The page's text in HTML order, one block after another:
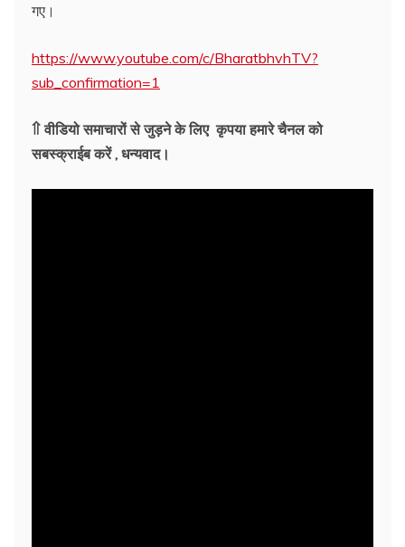
गए।
https://www.youtube.com/c/BharatbhvhTV?
sub_confirmation=1
⇑ वीडियो समाचारों से जुड़ने के लिए कृपया हमारे चैनल को
सबस्क्राईब करें , धन्यवाद।